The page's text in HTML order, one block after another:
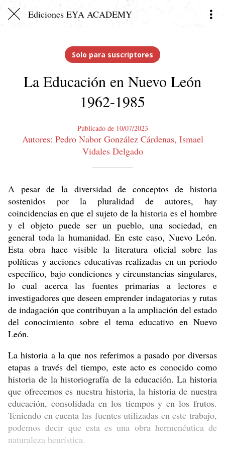
Ediciones EYA ACADEMY
Solo para suscriptores
La Educación en Nuevo León
1962-1985
Publicado de 10/07/2023
Autores: Pedro Nabor González Cárdenas, Ismael
Vidales Delgado
A pesar de la diversidad de conceptos de historia
sostenidos por la pluralidad de autores, hay
coincidencias en que el sujeto de la historia es el hombre
y el objeto puede ser un pueblo, una sociedad, en
general toda la humanidad. En este caso, Nuevo León.
Esta obra hace visible la literatura oficial sobre las
políticas y acciones educativas realizadas en un periodo
específico, bajo condiciones y circunstancias singulares,
lo cual acerca las fuentes primarias a lectores e
investigadores que deseen emprender indagatorias y rutas
de indagación que contribuyan a la ampliación del estado
del conocimiento sobre el tema educativo en Nuevo
León.
La historia a la que nos referimos a pasado por diversas
etapas a través del tiempo, este acto es conocido como
historia de la historiografía de la educación. La historia
que ofrecemos es nuestra historia, la historia de nuestra
educación, consolidada en los tiempos y en los frutos.
Teniendo en cuenta las fuentes utilizadas en este trabajo,
podemos decir que esta es una obra hermenéutica de
naturaleza heurística.